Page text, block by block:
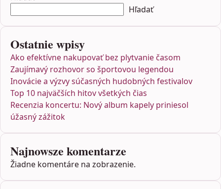
Hľadať
Ostatnie wpisy
Ako efektívne nakupovať bez plytvanie časom
Zaujímavý rozhovor so športovou legendou
Inovácie a výzvy súčasných hudobných festivalov
Top 10 najväčších hitov všetkých čias
Recenzia koncertu: Nový album kapely priniesol
úžasný zážitok
Najnowsze komentarze
Žiadne komentáre na zobrazenie.